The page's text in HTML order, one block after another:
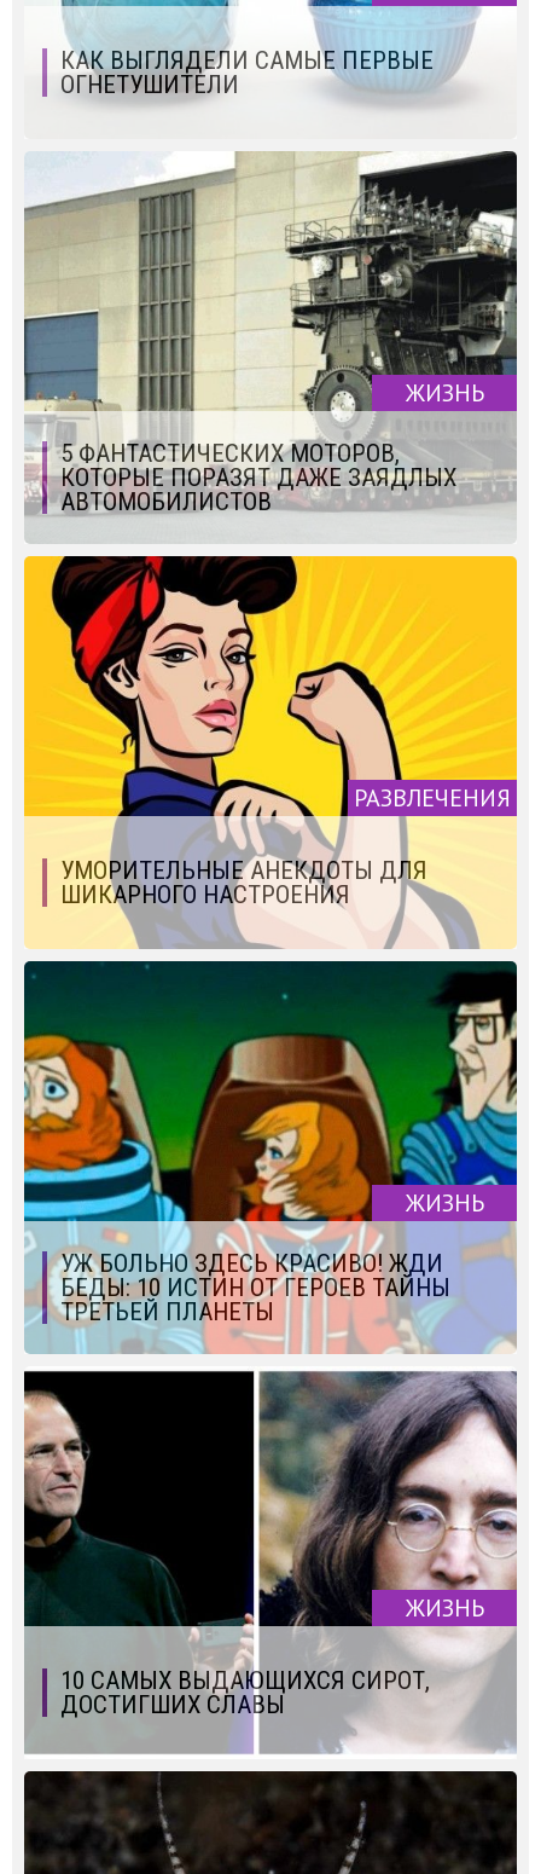
КАК ВЫГЛЯДЕЛИ САМЫЕ ПЕРВЫЕ
ОГНЕТУШИТЕЛИ
ЖИЗНЬ
5 ФАНТАСТИЧЕСКИХ МОТОРОВ,
КОТОРЫЕ ПОРАЗЯТ ДАЖЕ ЗАЯДЛЫХ
АВТОМОБИЛИСТОВ
РАЗВЛЕЧЕНИЯ
УМОРИТЕЛЬНЫЕ АНЕКДОТЫ ДЛЯ
ШИКАРНОГО НАСТРОЕНИЯ
ЖИЗНЬ
УЖ БОЛЬНО ЗДЕСЬ КРАСИВО! ЖДИ
БЕДЫ: 10 ИСТИН ОТ ГЕРОЕВ ТАЙНЫ
ТРЕТЬЕЙ ПЛАНЕТЫ
ЖИЗНЬ
10 САМЫХ ВЫДАЮЩИХСЯ СИРОТ,
ДОСТИГШИХ СЛАВЫ